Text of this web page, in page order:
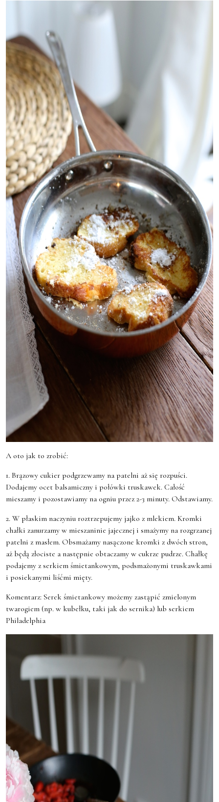
A oto jak to zrobić:
1. Brązowy cukier podgrzewamy na patelni aż się rozpuści.
Dodajemy ocet balsamiczny i połówki truskawek. Całość
mieszamy i pozostawiamy na ogniu przez 2-3 minuty. Odstawiamy.
2. W płaskim naczyniu roztrzepujemy jajko z mlekiem. Kromki
chałki zanurzamy w mieszaninie jajecznej i smażymy na rozgrzanej
patelni z masłem. Obsmażamy nasączone kromki z dwóch stron,
aż będą złociste a następnie obtaczamy w cukrze pudrze. Chałkę
podajemy z serkiem śmietankowym, podsmażonymi truskawkami
i posiekanymi liśćmi mięty.
Komentarz: Serek śmietankowy możemy zastąpić zmielonym
twarogiem (np. w kubełku, taki jak do sernika) lub serkiem
Philadelphia